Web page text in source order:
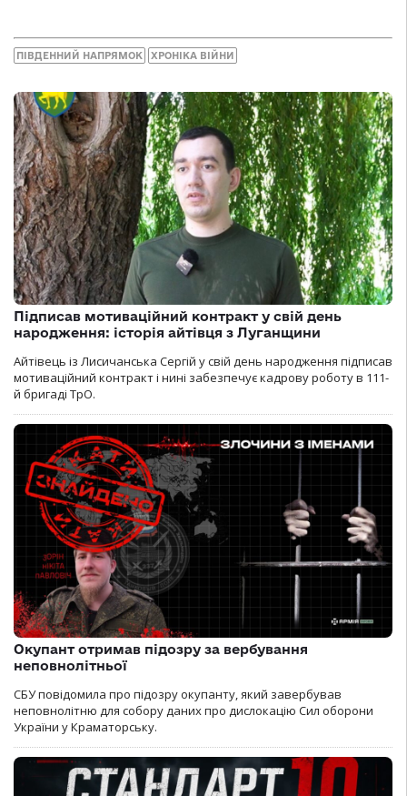
ПІВДЕННИЙ НАПРЯМОК ХРОНІКА ВІЙНИ
Підписав мотиваційний контракт у свій день
народження: історія айтівця з Луганщини
Айтівець із Лисичанська Сергій у свій день народження підписав
мотиваційний контракт і нині забезпечує кадрову роботу в 111-
й бригаді ТрО.
Окупант отримав підозру за вербування
неповнолітньої
СБУ повідомила про підозру окупанту, який завербував
неповнолітню для собору даних про дислокацію Сил оборони
України у Краматорську.